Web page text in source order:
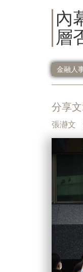
內
層
金融人
分享文
張瀞文